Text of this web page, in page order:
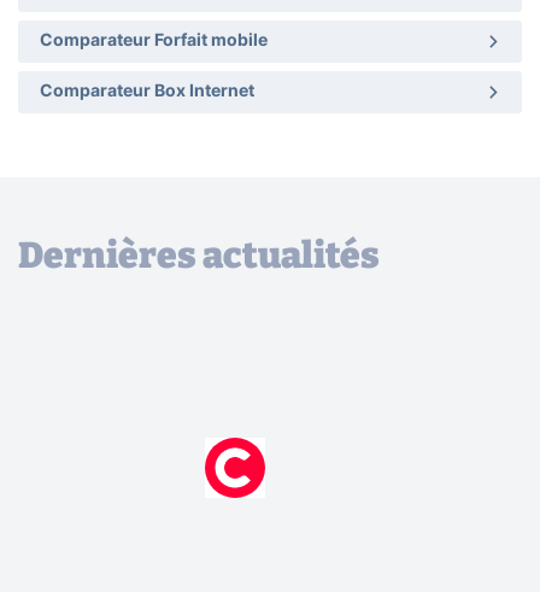
Comparateur Forfait mobile
Comparateur Box Internet
Dernières actualités